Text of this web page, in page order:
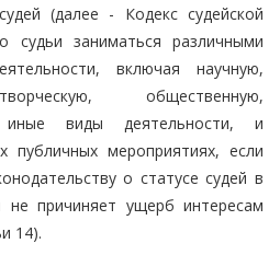
(далее - Кодекс судейской
судьи заниматься различными
включая научную,
общественную,
иные виды деятельности, и
публичных мероприятиях, если
о статусе судей в
не причиняет ущерб интересам
14).